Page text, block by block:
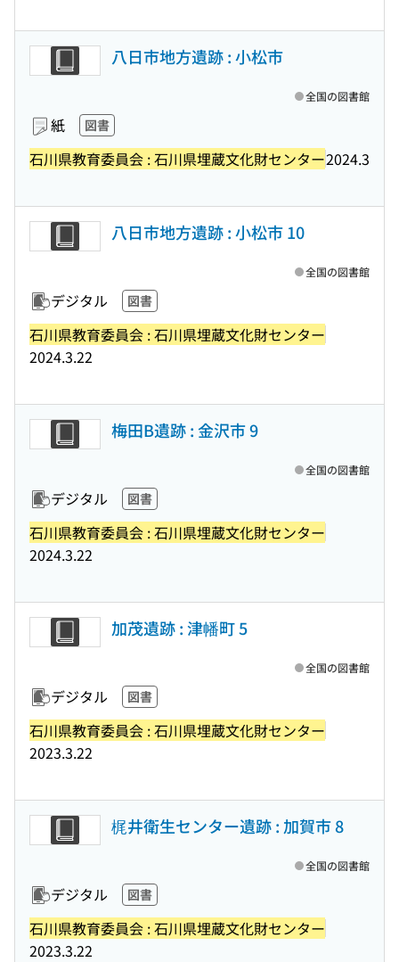
八日市地方遺跡 : 小松市
紙 図書
石川県教育委員会 : 石川県埋蔵文化財センター2024.3
全国の図書館
八日市地方遺跡 : 小松市 10
デジタル 図書
石川県教育委員会 : 石川県埋蔵文化財センター
2024.3.22
全国の図書館
梅田B遺跡 : 金沢市 9
デジタル 図書
石川県教育委員会 : 石川県埋蔵文化財センター
2024.3.22
全国の図書館
加茂遺跡 : 津幡町 5
デジタル 図書
石川県教育委員会 : 石川県埋蔵文化財センター
2023.3.22
全国の図書館
梶井衛生センター遺跡 : 加賀市 8
デジタル 図書
石川県教育委員会 : 石川県埋蔵文化財センター
2023.3.22
全国の図書館